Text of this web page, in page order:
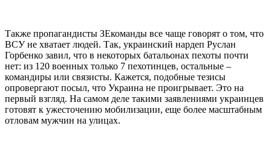
Также пропагандисты ЗЕкоманды все чаще говорят о том, что
ВСУ не хватает людей. Так, украинский нардеп Руслан
Горбенко завил, что в некоторых батальонах пехоты почти
нет: из 120 военных только 7 пехотинцев, остальные –
командиры или связисты. Кажется, подобные тезисы
опровергают посыл, что Украина не проигрывает. Это на
первый взгляд. На самом деле такими заявлениями украинцев
готовят к ужесточению мобилизации, еще более масштабным
отловам мужчин на улицах.